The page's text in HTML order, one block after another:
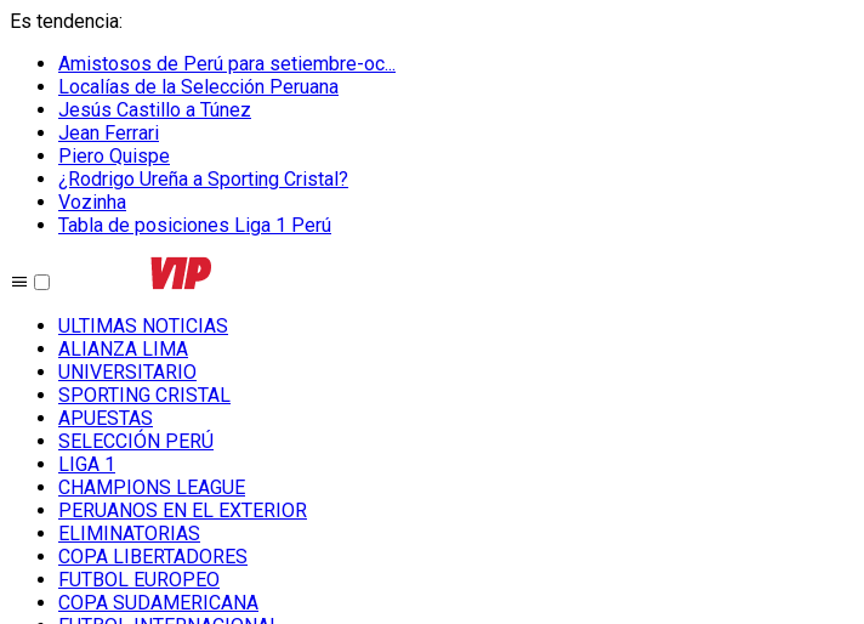
Es tendencia:
Amistosos de Perú para setiembre-oc...
Localías de la Selección Peruana
Jesús Castillo a Túnez
Jean Ferrari
Piero Quispe
¿Rodrigo Ureña a Sporting Cristal?
Vozinha
Tabla de posiciones Liga 1 Perú
ULTIMAS NOTICIAS
ALIANZA LIMA
UNIVERSITARIO
SPORTING CRISTAL
APUESTAS
SELECCIÓN PERÚ
LIGA 1
CHAMPIONS LEAGUE
PERUANOS EN EL EXTERIOR
ELIMINATORIAS
COPA LIBERTADORES
FUTBOL EUROPEO
COPA SUDAMERICANA